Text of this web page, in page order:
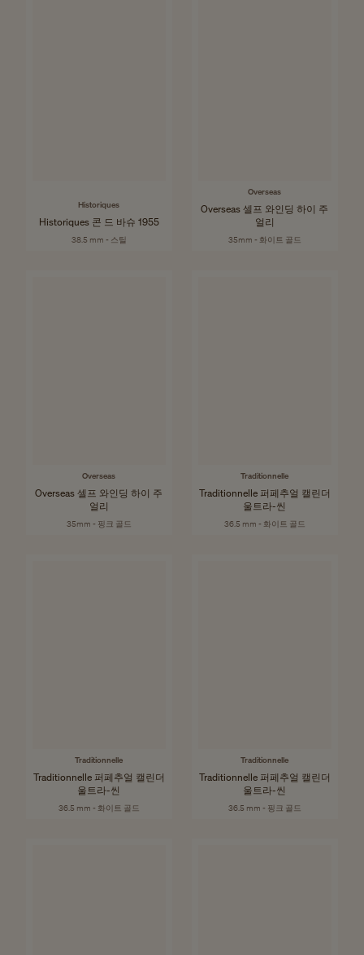
Historiques
Historiques 콘 드 바슈 1955
38.5 mm - 스틸
Overseas
Overseas 셀프 와인딩 하이 주
얼리
35mm - 화이트 골드
Overseas
Overseas 셀프 와인딩 하이 주
얼리
35mm - 핑크 골드
Traditionnelle
Traditionnelle 퍼페추얼 캘린더
울트라-씬
36.5 mm - 화이트 골드
Traditionnelle
Traditionnelle 퍼페추얼 캘린더
울트라-씬
36.5 mm - 화이트 골드
Traditionnelle
Traditionnelle 퍼페추얼 캘린더
울트라-씬
36.5 mm - 핑크 골드